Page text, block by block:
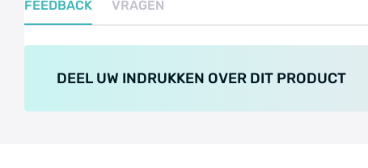
FEEDBACK VRAGEN
DEEL UW INDRUKKEN OVER DIT PRODUCT